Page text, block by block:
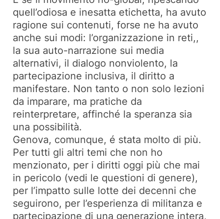
quell’odiosa e inesatta etichetta, ha avuto
ragione sui contenuti, forse ne ha avuto
anche sui modi: l’organizzazione in reti,,
la sua auto-narrazione sui media
alternativi, il dialogo nonviolento, la
partecipazione inclusiva, il diritto a
manifestare. Non tanto o non solo lezioni
da imparare, ma pratiche da
reinterpretare, affinché la speranza sia
una possibilità.
Genova, comunque, é stata molto di più.
Per tutti gli altri temi che non ho
menzionato, per i diritti oggi più che mai
in pericolo (vedi le questioni di genere),
per l’impatto sulle lotte dei decenni che
seguirono, per l’esperienza di militanza e
partecipazione di una generazione intera,